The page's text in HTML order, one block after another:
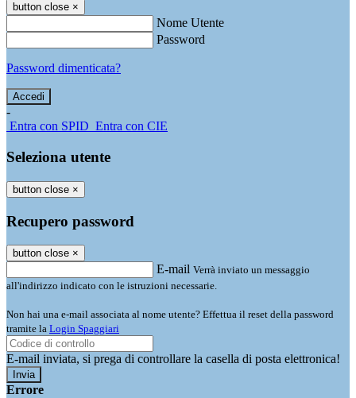
button close ×
Nome Utente
Password
Password dimenticata?
-
Entra con SPID Entra con CIE
Seleziona utente
button close ×
Recupero password
button close ×
E-mail Verrà inviato un messaggio
all'indirizzo indicato con le istruzioni necessarie.
Non hai una e-mail associata al nome utente? Effettua il reset della password
tramite la Login Spaggiari
E-mail inviata, si prega di controllare la casella di posta elettronica!
Errore